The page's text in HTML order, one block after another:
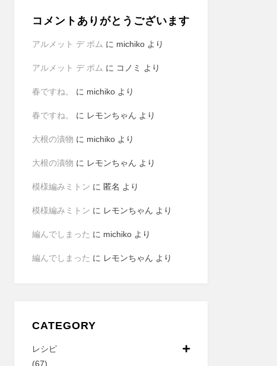
コメントありがとうございます
アルメット デ ポム に michikoより
アルメット デ ポム に コノミ より
春ですね。 に michikoより
春ですね。 に レモンちゃん より
大根の漬物 に michikoより
大根の漬物 に レモンちゃん より
模様編みミトン に 匿名 より
模様編みミトン に レモンちゃん より
編んでしまった に michikoより
編んでしまった に レモンちゃん より
CATEGORY
レシピ
(67)